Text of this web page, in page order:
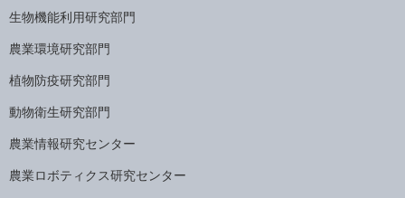
生物機能利用研究部門
農業環境研究部門
植物防疫研究部門
動物衛生研究部門
農業情報研究センター
農業ロボティクス研究センター